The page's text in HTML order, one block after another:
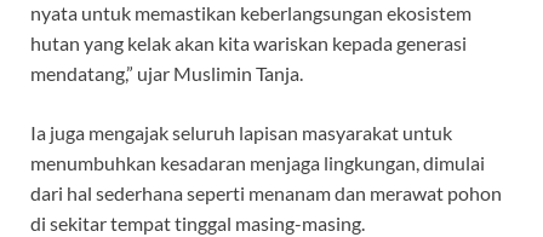
nyata untuk memastikan keberlangsungan ekosistem
hutan yang kelak akan kita wariskan kepada generasi
mendatang,” ujar Muslimin Tanja.
Ia juga mengajak seluruh lapisan masyarakat untuk
menumbuhkan kesadaran menjaga lingkungan, dimulai
dari hal sederhana seperti menanam dan merawat pohon
di sekitar tempat tinggal masing-masing.